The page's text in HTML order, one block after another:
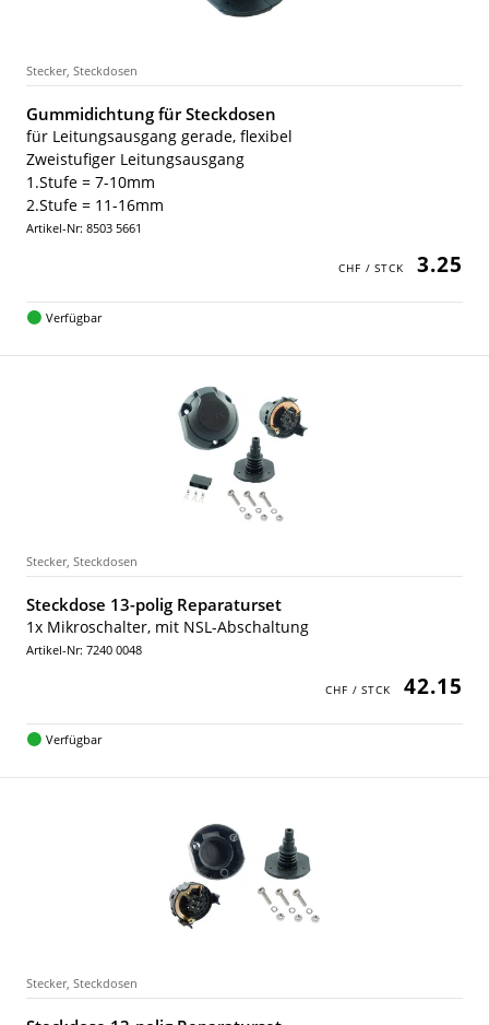
Stecker, Steckdosen
Gummidichtung für Steckdosen
für Leitungsausgang gerade, flexibel
Zweistufiger Leitungsausgang
1.Stufe = 7-10mm
2.Stufe = 11-16mm
Artikel-Nr: 8503 5661
3.25
Verfügbar
Stecker, Steckdosen
Steckdose 13-polig Reparaturset
1x Mikroschalter, mit NSL-Abschaltung
Artikel-Nr: 7240 0048
42.15
Verfügbar
Stecker, Steckdosen